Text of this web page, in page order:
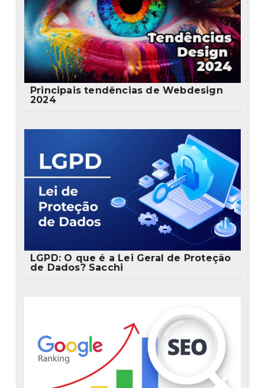
Principais tendências de Webdesign
2024
LGPD: O que é a Lei Geral de Proteção
de Dados? Sacchi